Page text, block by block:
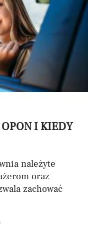
I KIEDY
należyte
oraz
zachować